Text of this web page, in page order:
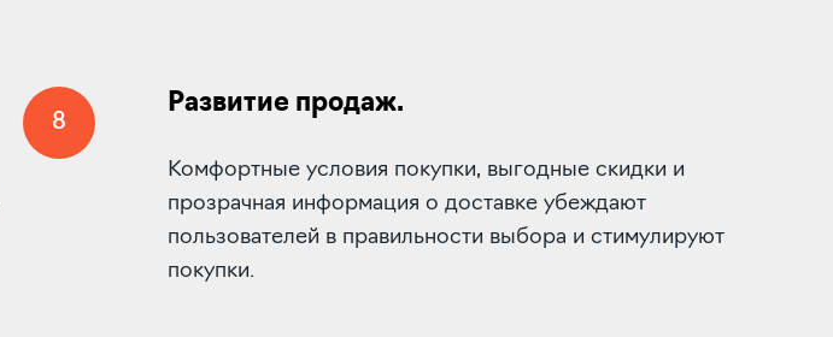
8
Развитие продаж.
Комфортные условия покупки, выгодные скидки и
прозрачная информация о доставке убеждают
пользователей в правильности выбора и стимулируют
покупки.